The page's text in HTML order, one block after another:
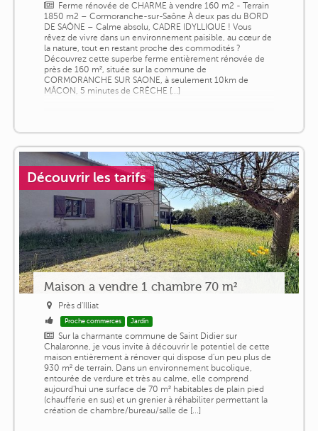
Ferme rénovée de CHARME à vendre 160 m2 - Terrain
1850 m2 – Cormoranche-sur-Saône À deux pas du BORD
DE SAÔNE – Calme absolu, CADRE IDYLLIQUE ! Vous
rêvez de vivre dans un environnement paisible, au cœur de
la nature, tout en restant proche des commodités ?
Découvrez cette superbe ferme entièrement rénovée de
près de 160 m², située sur la commune de
CORMORANCHE SUR SAONE, à seulement 10km de
MÂCON, 5 minutes de CRÊCHE [...]
Découvrir les tarifs
Maison a vendre 1 chambre 70 m²
Près d'Illiat
Proche commerces Jardin
Sur la charmante commune de Saint Didier sur
Chalaronne, je vous invite à découvrir le potentiel de cette
maison entièrement à rénover qui dispose d'un peu plus de
930 m² de terrain. Dans un environnement bucolique,
entourée de verdure et très au calme, elle comprend
aujourd'hui une surface de 70 m² habitables de plain pied
(chaufferie en sus) et un grenier à réhabiliter permettant la
création de chambre/bureau/salle de [...]